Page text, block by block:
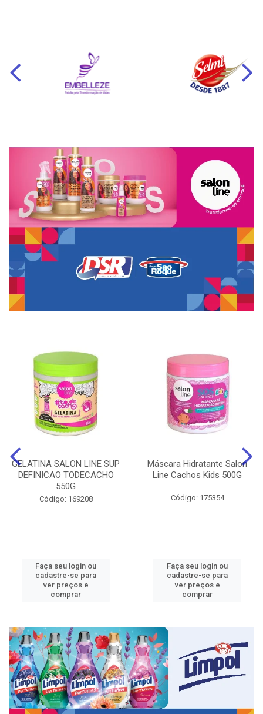
GELATINA SALON LINE SUP
DEFINICAO TODECACHO
550G
Código: 169208
Faça seu login ou
cadastre-se para
ver preços e
comprar
Máscara Hidratante Salon
Line Cachos Kids 500G
Código: 175354
Faça seu login ou
cadastre-se para
ver preços e
comprar